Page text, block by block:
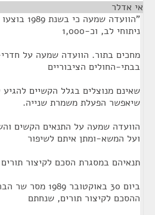
אי אדלר
ניתוחי לב, וכ-1,000
מחכים בתור. הוועדה שמעה על
בבתי-החולים הציבוריים
שאינם מנוצלים בגלל הקשיים
שיאפשר הפעלת משמרת שנייה.
הוועדה שמעה על התנאים הקשים
ועל המשא-ומתן איתם לשיפור
תנאיהם במסגרת הסכם לקיצור
ביום 30 באוקטובר
ההסכם לקיצור תורים, שנחתם